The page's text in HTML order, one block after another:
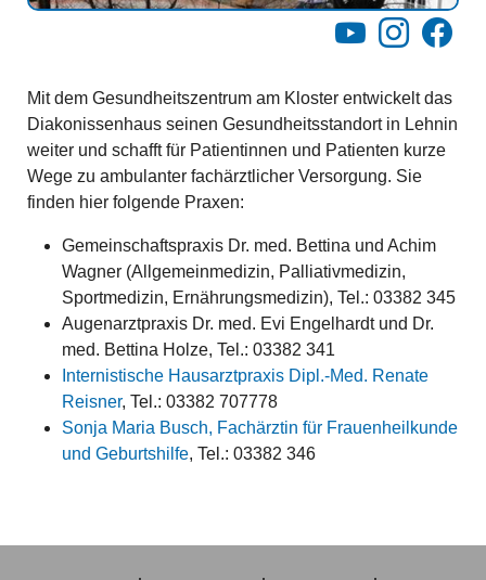
YouTubeInstagram
Mit dem Gesundheitszentrum am Kloster entwickelt das
Diakonissenhaus seinen Gesundheitsstandort in Lehnin
weiter und schafft für Patientinnen und Patienten kurze
Wege zu ambulanter fachärztlicher Versorgung. Sie
finden hier folgende Praxen:
Gemeinschaftspraxis Dr. med. Bettina und Achim
Wagner (Allgemeinmedizin, Palliativmedizin,
Sportmedizin, Ernährungsmedizin), Tel.: 03382 345
Augenarztpraxis Dr. med. Evi Engelhardt und Dr.
med. Bettina Holze, Tel.: 03382 341
Internistische Hausarztpraxis Dipl.-Med. Renate
Reisner, Tel.: 03382 707778
Sonja Maria Busch, Fachärztin für Frauenheilkunde
und Geburtshilfe, Tel.: 03382 346